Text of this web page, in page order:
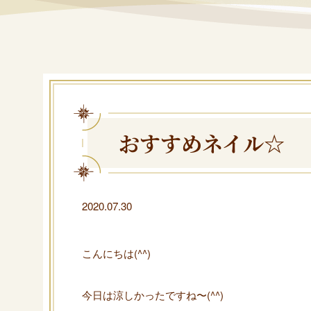
おすすめネイル☆
2020.07.30
こんにちは(^^)
今日は涼しかったですね〜(^^)